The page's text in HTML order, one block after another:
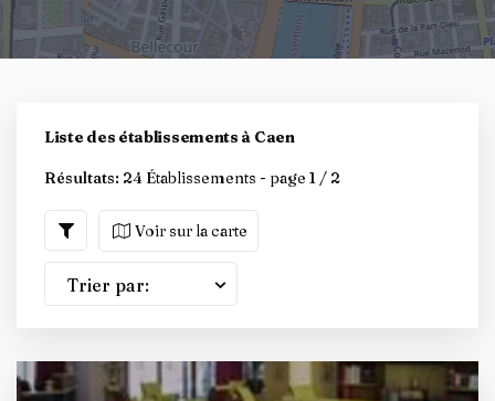
Liste des établissements à Caen
Résultats: 24 Établissements - page 1 / 2
Voir sur la carte
Trier par: